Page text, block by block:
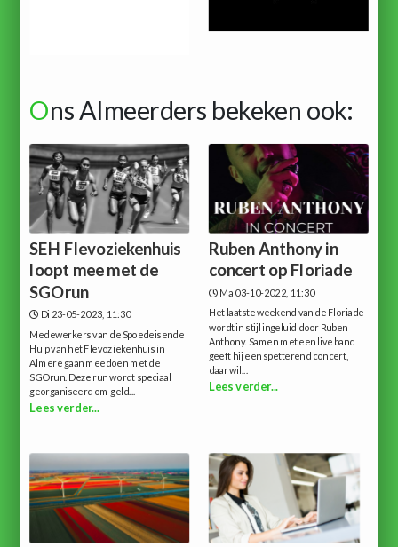
Ons Almeerders bekeken ook:
SEH Flevoziekenhuis
loopt mee met de
SGOrun
Di 23-05-2023, 11:30
Medewerkers van de Spoedeisende
Hulp van het Flevoziekenhuis in
Almere gaan meedoen met de
SGOrun. Deze run wordt speciaal
georganiseerd om geld...
Lees verder...
Ruben Anthony in
concert op Floriade
Ma 03-10-2022, 11:30
Het laatste weekend van de Floriade
wordt in stijl ingeluid door Ruben
Anthony. Samen met een live band
geeft hij een spetterend concert,
daar wil...
Lees verder...